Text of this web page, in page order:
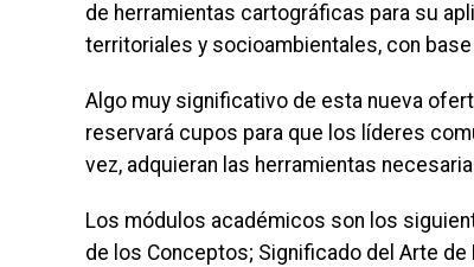
de herramientas cartográficas para su
territoriales y socioambientales, con
Algo muy significativo de esta nueva
reservará cupos para que los líderes
vez, adquieran las herramientas
Los módulos académicos son los
de los Conceptos; Significado del Arte